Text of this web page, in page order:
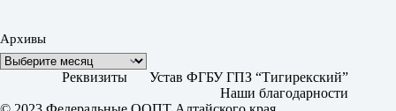
Архивы
Реквизиты
Устав ФГБУ ГПЗ “Тигирекский”
Наши благодарности